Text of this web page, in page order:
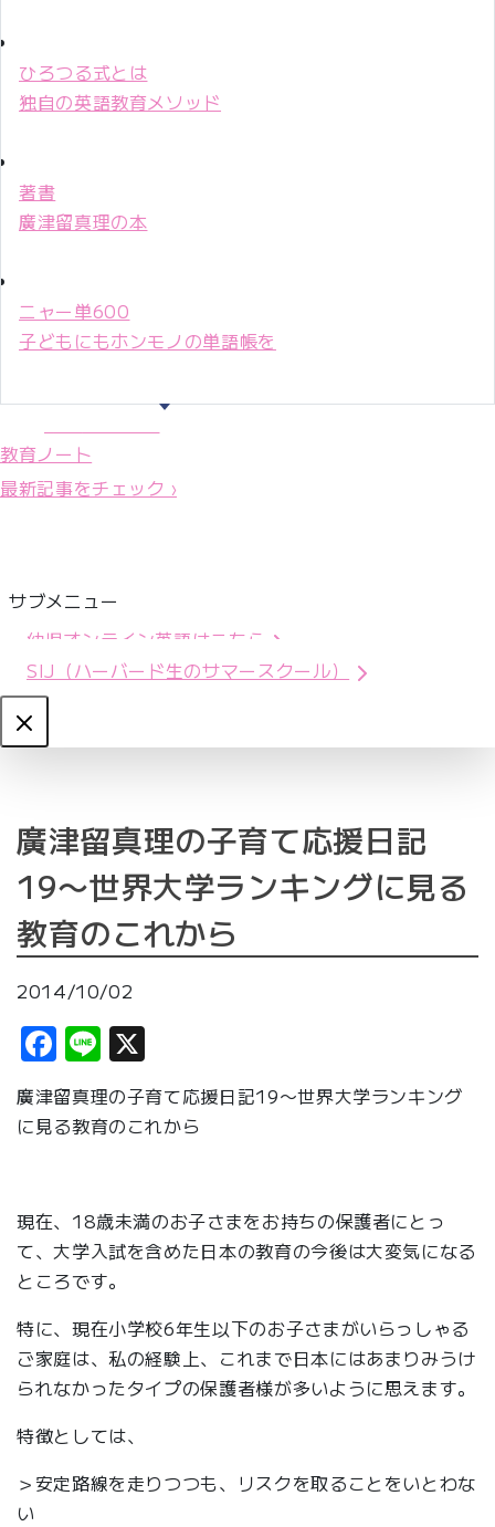
ひろつる式とは
独自の英語教育メソッド
著書
廣津留真理の本
ニャー単600
子どもにもホンモノの単語帳を
教育ノート
最新記事をチェック ›
サブメニュー
幼児オンライン英語はこちら
SIJ（ハーバード生のサマースクール）
Close
廣津留真理の子育て応援日記
19〜世界大学ランキングに見る
教育のこれから
2014/10/02
Facebook
Line
廣津留真理の子育て応援日記19〜世界大学ランキング
に見る教育のこれから
現在、18歳未満のお子さまをお持ちの保護者にとっ
て、大学入試を含めた日本の教育の今後は大変気になる
ところです。
特に、現在小学校6年生以下のお子さまがいらっしゃる
ご家庭は、私の経験上、これまで日本にはあまりみうけ
られなかったタイプの保護者様が多いように思えます。
特徴としては、
＞安定路線を走りつつも、リスクを取ることをいとわな
い